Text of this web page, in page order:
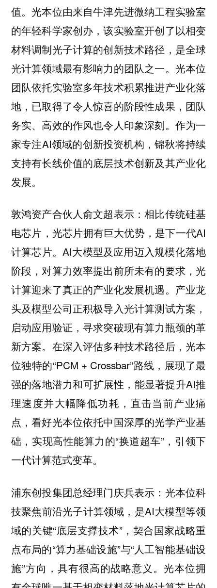
值。光本位由来自牛津先进微纳工程实验室
的年轻科学家创办，该实验室开创了以相变
材料调制光子计算的创新技术路径，是全球
光计算领域最有影响力的团队之一。光本位
团队依托实验室多年技术积累推进产业化落
地，已取得了令人惊喜的阶段性成果，团队
务实、高效的作风也令人印象深刻。作为一
家专注AI领域的创新投资机构，锦秋将持续
支持有长线价值的底层技术创新及其产业化
发展。
敦鸿资产合伙人俞文超表示：相比传统硅基
电芯片，光芯片拥有巨大优势，是下一代AI
计算芯片。AI大模型及应用迈入规模化落地
阶段，对算力效率提出前所未有的要求，光
计算迎来了真正的产业化发展机遇。产业龙
头及模型公司正积极导入光计算测试方案，
启动应用验证，寻求突破现有算力瓶颈的革
新方案。在深入评估多种技术路径后，光本
位独特的“PCM + Crossbar”路线，展现了最
强的落地潜力和可扩展性，能显著提升AI推
理速度并大幅降低功耗，直击当前产业痛
点，看好光本位依托中国深厚的光学产业基
础，实现高性能算力的“换道超车”，引领下
一代计算范式变革。
浦东创投集团总经理门庆兵表示：光本位科
技聚焦前沿光子计算领域，是AI大模型等领
域的关键“底层支撑技术”，契合国家战略重
点布局的“算力基础设施”与“人工智能基础设
施”方向，具有很高的战略意义。光本位拥